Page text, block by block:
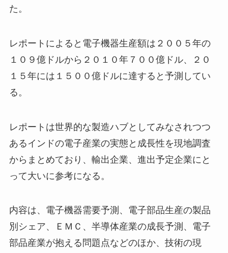
た。
レポートによると電子機器生産額は２００５年の
１０９億ドルから２０１０年７００億ドル、２０
１５年には１５００億ドルに達すると予測してい
る。
レポートは世界的な製造ハブとしてみなされつつ
あるインドの電子産業の実態と成長性を現地調査
からまとめており、輸出企業、進出予定企業にと
って大いに参考になる。
内容は、電子機器需要予測、電子部品生産の製品
別シェア、ＥＭＣ、半導体産業の成長予測、電子
部品産業が抱える問題点などのほか、技術の現